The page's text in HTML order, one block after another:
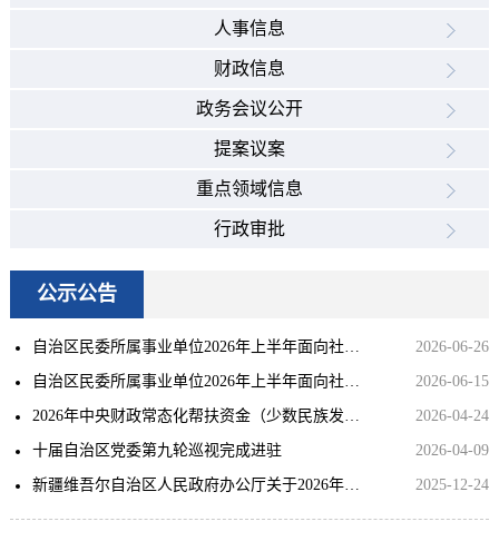
人事信息
财政信息
政务会议公开
提案议案
重点领域信息
行政审批
公示公告
自治区民委所属事业单位2026年上半年面向社会公开招聘工作人员总成绩及进入体检环节人员名单公告 2026-06-26
自治区民委所属事业单位2026年上半年面向社会公开招聘工作人员资格审查公告 2026-06-15
2026年中央财政常态化帮扶资金（少数民族发展任务方向）拟分配计划公示 2026-04-24
十届自治区党委第九轮巡视完成进驻 2026-04-09
新疆维吾尔自治区人民政府办公厅关于2026年部分节假日放假时间安排的通知 2025-12-24